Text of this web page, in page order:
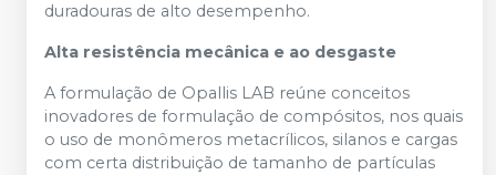
duradouras de alto desempenho.
Alta resistência mecânica e ao desgaste
A formulação de Opallis LAB reúne conceitos
inovadores de formulação de compósitos, nos quais
o uso de monômeros metacrílicos, silanos e cargas
com certa distribuição de tamanho de partículas